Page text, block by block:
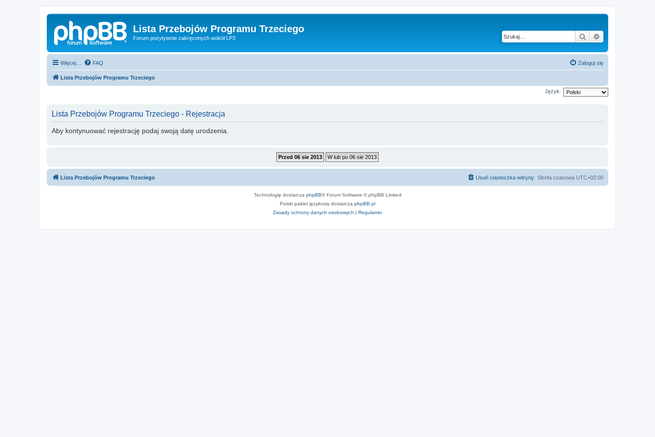
Lista Przebojów Programu Trzeciego
Forum pozytywnie zakręconych wokół LP3 Szukaj
Więcej… FAQ Zaloguj się
Lista Przebojów Programu Trzeciego
Język:
Lista Przebojów Programu Trzeciego - Rejestracja
Aby kontynuować rejestrację podaj swoją datę urodzenia.
Lista Przebojów Programu Trzeciego Strefa czasowa UTC+02:00
Usuń ciasteczka witryny
Technologię dostarcza phpBB® Forum Software © phpBB Limited
Polski pakiet językowy dostarcza phpBB.pl
Zasady ochrony danych osobowych
Regulamin